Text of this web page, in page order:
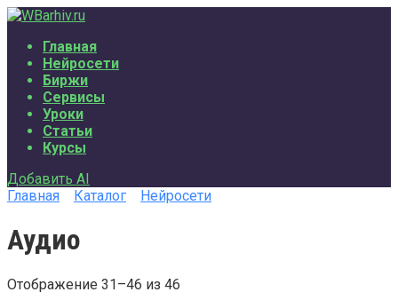
Перейти
содержанию
Главная
Нейросети
Биржи
Сервисы
Уроки
Статьи
Курсы
Добавить AI
Главная
Каталог Нейросети
Аудио
Отображение 31–46 из 46